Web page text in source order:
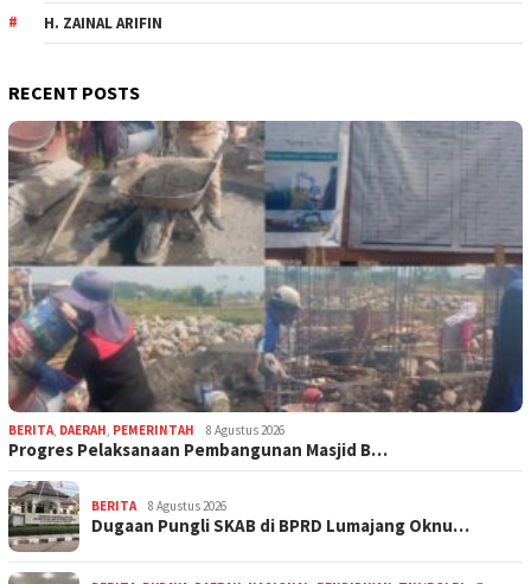
H. ZAINAL ARIFIN
RECENT POSTS
BERITA, DAERAH, PEMERINTAH 8 Agustus 2026
Progres Pelaksanaan Pembangunan Masjid B…
BERITA 8 Agustus 2026
Dugaan Pungli SKAB di BPRD Lumajang Oknu…